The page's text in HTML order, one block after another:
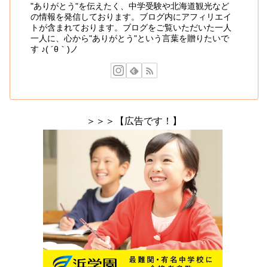
"ありがとう"を伝えたく、中学受験や北海道観光など
の情報を発信しております。ブログ内にアフィリエイ
トが含まれております。ブログをご覧いただいた一人
一人に、心から"ありがとう"という言葉を贈りたいで
す ♪( ´θ｀)ノ
＞＞＞【広告です！】